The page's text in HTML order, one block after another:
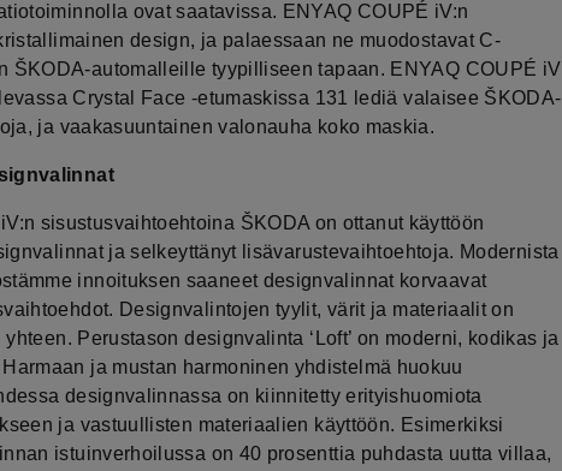
ovat saatavissa. ENYAQ COUPÉ iV:n
design, ja palaessaan ne muodostavat C-
ŠKODA-automalleille tyypilliseen tapaan. ENYAQ COUPÉ iV
Crystal Face -etumaskissa 131 lediä valaisee ŠKODA-
ja vaakasuuntainen valonauha koko maskia.
sisustusvaihtoehtoina ŠKODA on ottanut käyttöön
ja selkeyttänyt lisävarustevaihtoehtoja. Modernista
innoituksen saaneet designvalinnat korvaavat
Designvalintojen tyylit, värit ja materiaalit on
Perustason designvalinta ‘Loft’ on moderni, kodikas ja
ja mustan harmoninen yhdistelmä huokuu
designvalinnassa on kiinnitetty erityishuomiota
ja vastuullisten materiaalien käyttöön. Esimerkiksi
istuinverhoilussa on 40 prosenttia puhdasta uutta villaa,